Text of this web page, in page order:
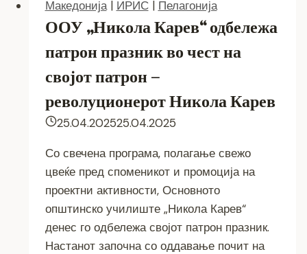
Македонија| ИРИС| Пелагонија
ООУ „Никола Карев“ одбележа
патрон празник во чест на
својот патрон –
револуционерот Никола Карев
25.04.202525.04.2025
Со свечена програма, полагање свежо
цвеќе пред споменикот и промоција на
проектни активности, Основното
општинско училиште „Никола Карев“
денес го одбележа својот патрон празник.
Настанот започна со оддавање почит на